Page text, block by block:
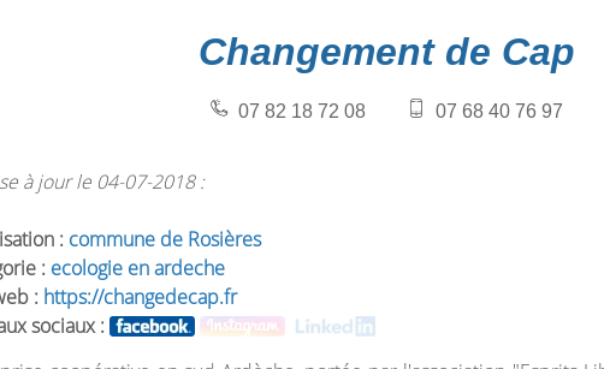
Changement de Cap
07 82 18 72 08 07 68 40 76 97
à jour le 04-07-2018 :
: commune de Rosières
: ecologie en ardeche
: https://changedecap.fr
sociaux :